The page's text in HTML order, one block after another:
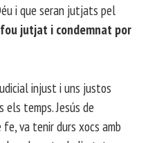
i que seran jutjats pel
jutjat i condemnat por
injust i uns justos
temps. Jesús de
va tenir durs xocs amb